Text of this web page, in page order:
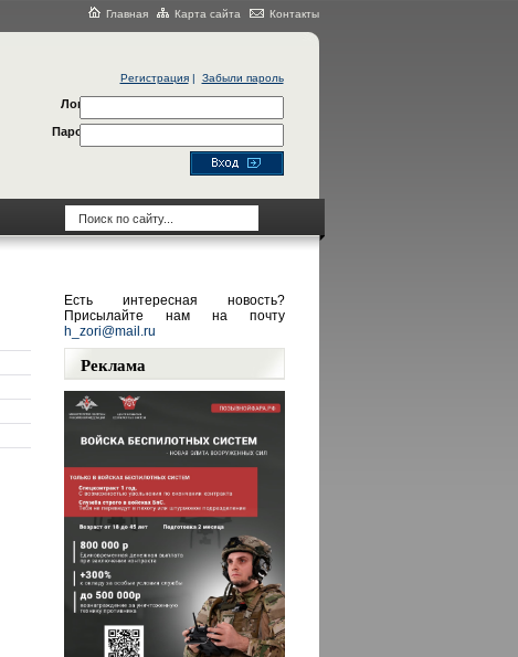
Главная Карта сайта Контакты
Регистрация| Забыли пароль
Логин
Пароль
Есть интересная новость?
Присылайте нам на почту
h_zori@mail.ru
Реклама